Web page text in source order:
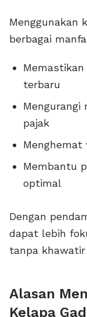
Menggunakan
berbagai
terbaru
Mengurangi
pajak
Membantu
optimal
Dengan
dapat lebih
tanpa khawatir
Alasan
Kelapa